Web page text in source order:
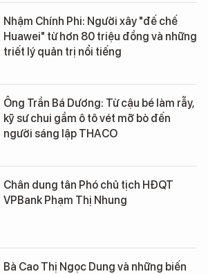
Nhậm Chính Phi: Người xây "đế chế
Huawei" từ hơn 80 triệu đồng và những
triết lý quản trị nổi tiếng
Ông Trần Bá Dương: Từ cậu bé làm rẫy,
kỹ sư chui gầm ô tô vét mỡ bò đến
người sáng lập THACO
Chân dung tân Phó chủ tịch HĐQT
VPBank Phạm Thị Nhung
Bà Cao Thị Ngọc Dung và những biến